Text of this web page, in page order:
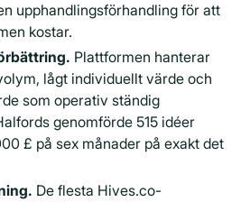
upphandlingsförhandling för att
kostar.
Plattformen hanterar
lågt individuellt värde och
som operativ ständig
genomförde 515 idéer
£ på sex månader på exakt det
De flesta Hives.co-